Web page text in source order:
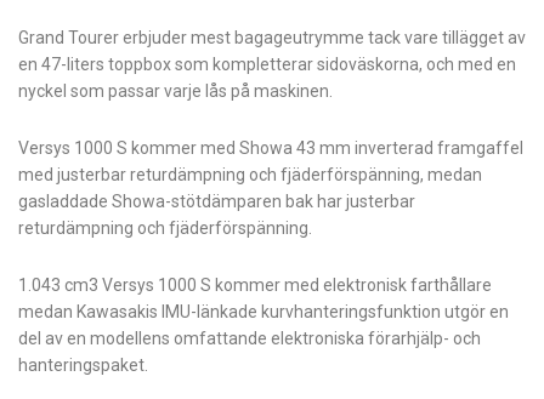
Grand Tourer erbjuder mest bagageutrymme tack vare tillägget av
en 47-liters toppbox som kompletterar sidoväskorna, och med en
nyckel som passar varje lås på maskinen.
Versys 1000 S kommer med Showa 43 mm inverterad framgaffel
med justerbar returdämpning och fjäderförspänning, medan
gasladdade Showa-stötdämparen bak har justerbar
returdämpning och fjäderförspänning.
1.043 cm3 Versys 1000 S kommer med elektronisk farthållare
medan Kawasakis IMU-länkade kurvhanteringsfunktion utgör en
del av en modellens omfattande elektroniska förarhjälp- och
hanteringspaket.